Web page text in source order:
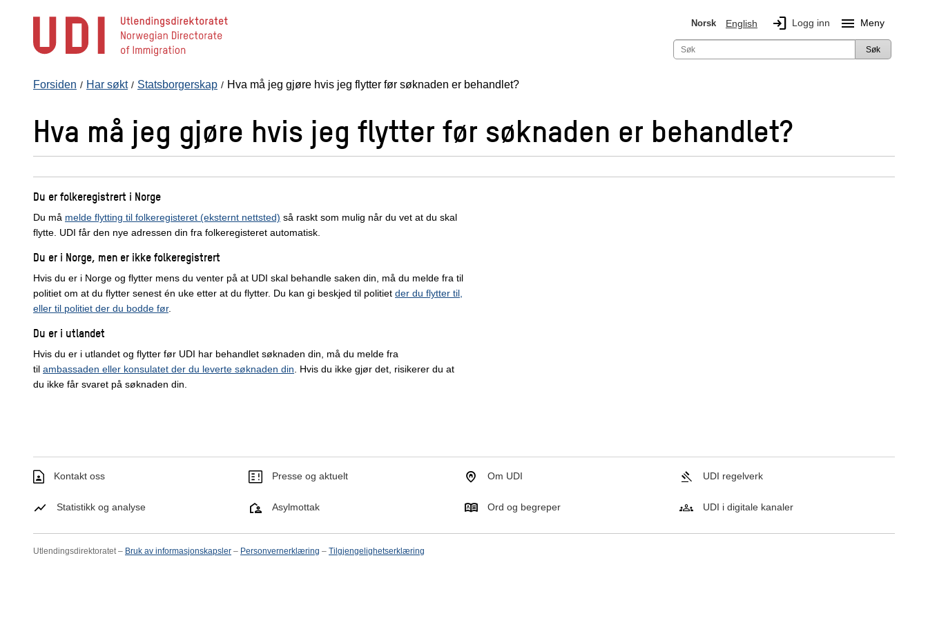
Norsk English login Logg inn menu Meny
Søk
Forsiden Har søkt Statsborgerskap Hva må jeg gjøre hvis jeg flytter før søknaden er behandlet?
Hva må jeg gjøre hvis jeg flytter før søknaden er behandlet?
Du er folkeregistrert i Norge
Du må melde flytting til folkeregisteret (eksternt nettsted) så raskt som mulig når du vet at du skal
flytte. UDI får den nye adressen din fra folkeregisteret automatisk.
Du er i Norge, men er ikke folkeregistrert
Hvis du er i Norge og flytter mens du venter på at UDI skal behandle saken din, må du melde fra til
politiet om at du flytter senest én uke etter at du flytter. Du kan gi beskjed til politiet der du flytter til,
eller til politiet der du bodde før.
Du er i utlandet
Hvis du er i utlandet og flytter før UDI har behandlet søknaden din, må du melde fra
til ambassaden eller konsulatet der du leverte søknaden din . Hvis du ikke gjør det, risikerer du at
du ikke får svaret på søknaden din.
Kontakt oss Presse og aktuelt Om UDI UDI regelverk
Statistikk og analyse Asylmottak Ord og begreper UDI i digitale kanaler
Utlendingsdirektoratet – Bruk av informasjonskapsler – Personvernerklæring – Tilgjengelighetserklæring